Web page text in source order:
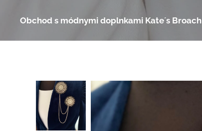
Obchod s módnymi doplnkami Kate´s Broach